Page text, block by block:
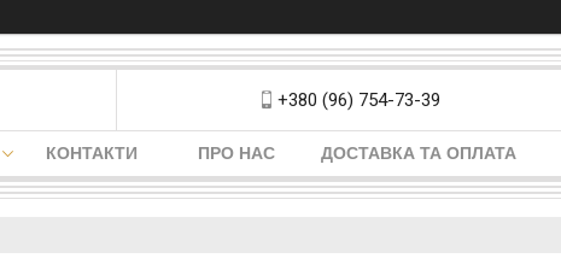
+380 (96) 754-73-39
КОНТАКТИ ПРО НАС ДОСТАВКА ТА ОПЛАТА